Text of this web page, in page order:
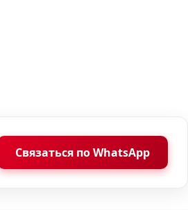
Связаться по WhatsApp